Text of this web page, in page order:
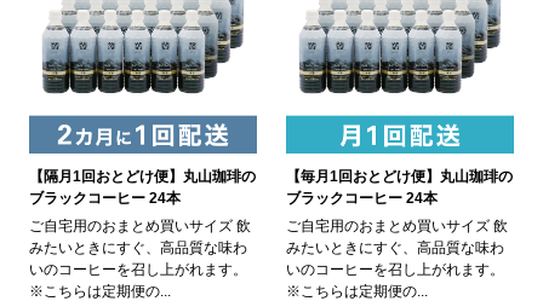
【隔月1回おとどけ便】丸山珈琲の
ブラックコーヒー 24本
ご自宅用のおまとめ買いサイズ 飲
みたいときにすぐ、高品質な味わ
いのコーヒーを召し上がれます。
※こちらは定期便の...
【毎月1回おとどけ便】丸山珈琲の
ブラックコーヒー 24本
ご自宅用のおまとめ買いサイズ 飲
みたいときにすぐ、高品質な味わ
いのコーヒーを召し上がれます。
※こちらは定期便の...